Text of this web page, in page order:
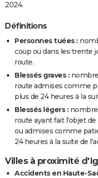
2024.
Définitions
Personnes tuées :
coup ou dans les trente
route.
Blessés graves :
route admises comme
plus de 24 heures à la
Blessés légers :
route ayant fait l'objet
ou admises comme
24 heures à la suite de
Villes à proximité
Accidents en Haute-